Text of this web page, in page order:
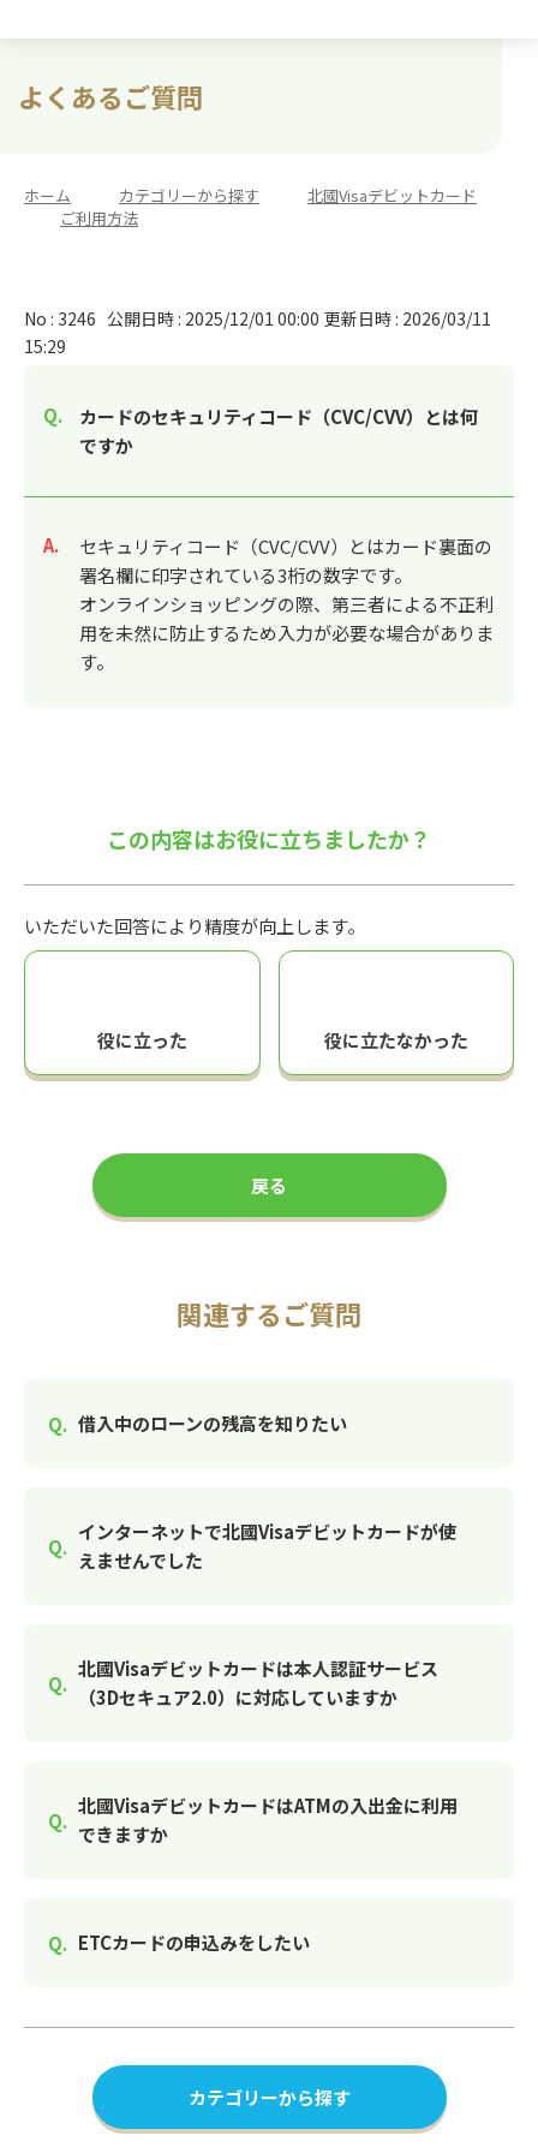
よくあるご質問
ホーム カテゴリーから探す
北國Visaデビットカード
ご利用方法
No : 3246 公開日時 : 2025/12/01 00:00 更新日時 : 2026/03/11
15:29
カードのセキュリティコード（CVC/CVV）とは何
ですか
回答
セキュリティコード（CVC/CVV）とはカード裏面の
署名欄に印字されている3桁の数字です。
オンラインショッピングの際、第三者による不正利
用を未然に防止するため入力が必要な場合がありま
す。
この内容はお役に立ちましたか？
いただいた回答により精度が向上します。
役に立った 役に立たなかった
戻る
関連するご質問
借入中のローンの残高を知りたい
インターネットで北國Visaデビットカードが使
えませんでした
北國Visaデビットカードは本人認証サービス
（3Dセキュア2.0）に対応していますか
北國VisaデビットカードはATMの入出金に利用
できますか
ETCカードの申込みをしたい
カテゴリーから探す